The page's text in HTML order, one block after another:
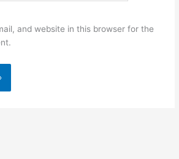
and website in this browser for the